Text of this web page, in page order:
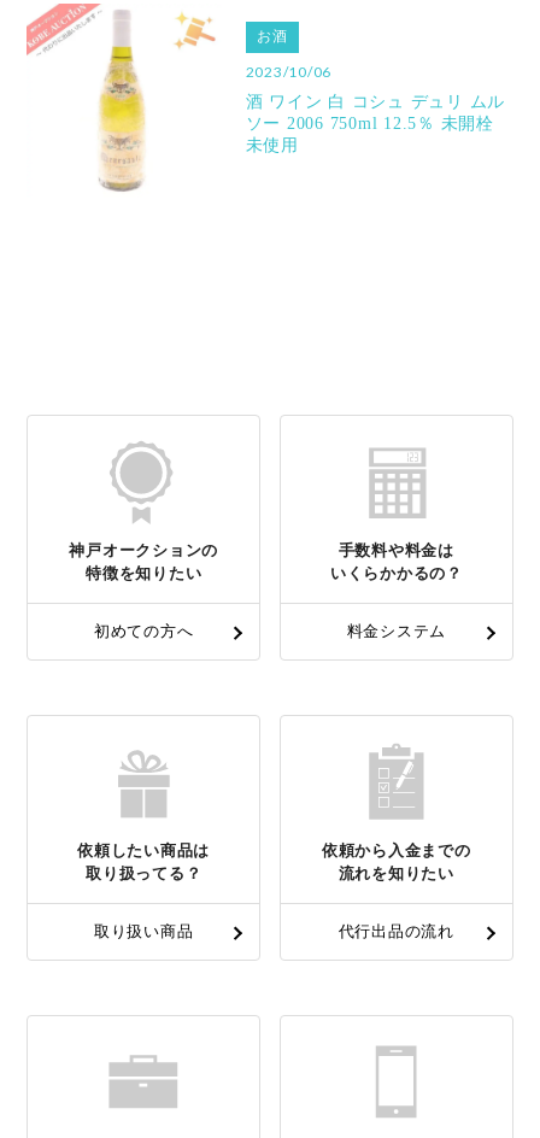
お酒
2023/10/06
酒 ワイン 白 コシュ デュリ ムル
ソー 2006 750ml 12.5％ 未開栓
未使用
神戸オークションの
特徴を知りたい
初めての方へ
手数料や料金は
いくらかかるの？
料金システム
依頼したい商品は
取り扱ってる？
取り扱い商品
依頼から入金までの
流れを知りたい
代行出品の流れ